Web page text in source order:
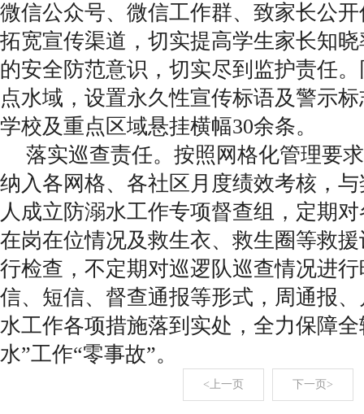
微信公众号、微信工作群、致家长公
拓宽宣传渠道，切实提高学生家长知
的安全防范意识，切实尽到监护责任
点水域，设置永久性宣传标语及警示
学校及重点区域悬挂横幅30余条。
落实巡查责任。按照网格化管理要
纳入各网格、各社区月度绩效考核，
人成立防溺水工作专项督查组，定期
在岗在位情况及救生衣、救生圈等救
行检查，不定期对巡逻队巡查情况进
信、短信、督查通报等形式，周通报
水工作各项措施落到实处，全力保障
水”工作“零事故”。
<上一页 下一页>